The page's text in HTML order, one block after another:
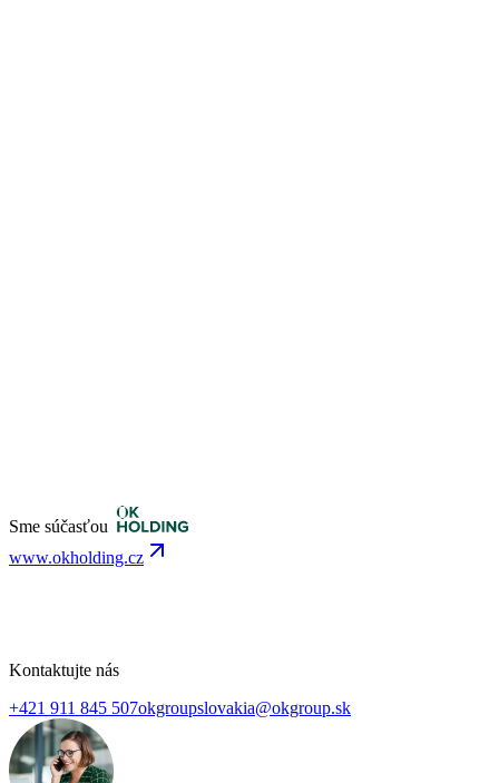
Sme súčasťou
www.okholding.cz
Kontaktujte nás
+421 911 845 507okgroupslovakia@okgroup.sk